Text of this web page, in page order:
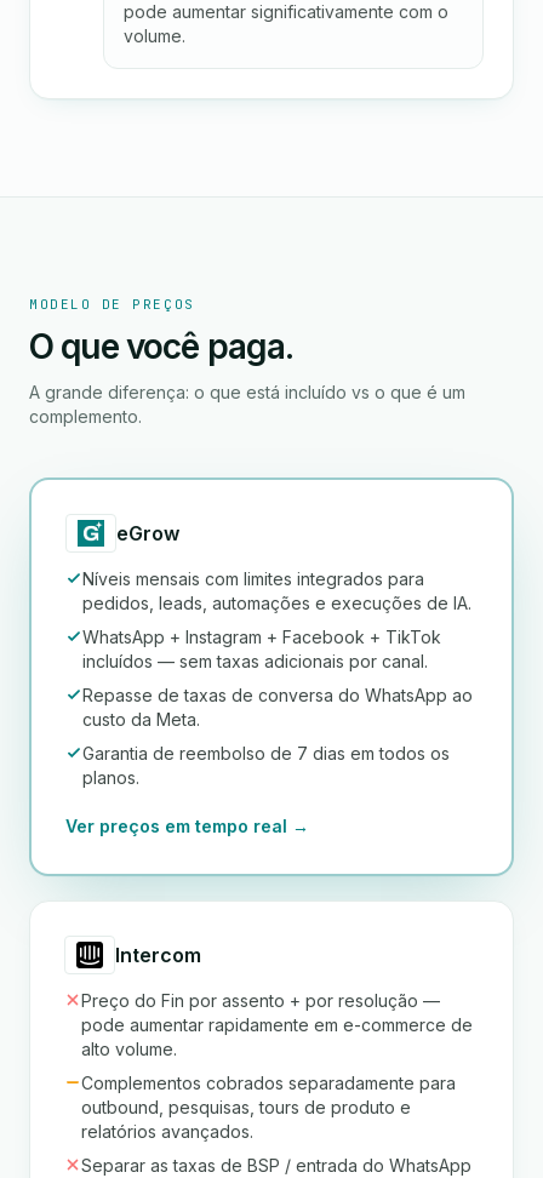
pode aumentar significativamente com o
volume.
MODELO DE PREÇOS
O que você paga.
A grande diferença: o que está incluído vs o que é um
complemento.
eGrow
Níveis mensais com limites integrados para
pedidos, leads, automações e execuções de IA.
WhatsApp + Instagram + Facebook + TikTok
incluídos — sem taxas adicionais por canal.
Repasse de taxas de conversa do WhatsApp ao
custo da Meta.
Garantia de reembolso de 7 dias em todos os
planos.
Ver preços em tempo real →
Intercom
Preço do Fin por assento + por resolução —
pode aumentar rapidamente em e-commerce de
alto volume.
Complementos cobrados separadamente para
outbound, pesquisas, tours de produto e
relatórios avançados.
Separar as taxas de BSP / entrada do WhatsApp